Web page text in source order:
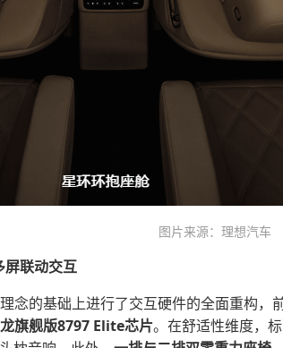
图片来源：理想汽车
联动交互
念的基础上进行了交互硬件的全面重构，
旗舰版8797 Elite芯片。在舒适性维度，